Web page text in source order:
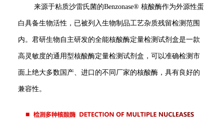
来源于粘质沙雷氏菌的Benzonase® 核酸酶作为外源性蛋
白具备生物活性，已被列入生物制品工艺杂质残留检测范围
内。君研生物自主研发的全能核酸酶定量检测试剂盒是一款
高灵敏度的通用型核酸酶定量检测试剂盒，可以准确检测市
面上绝大多数国产、进口的不同厂家的核酸酶，具有良好的
兼容性。